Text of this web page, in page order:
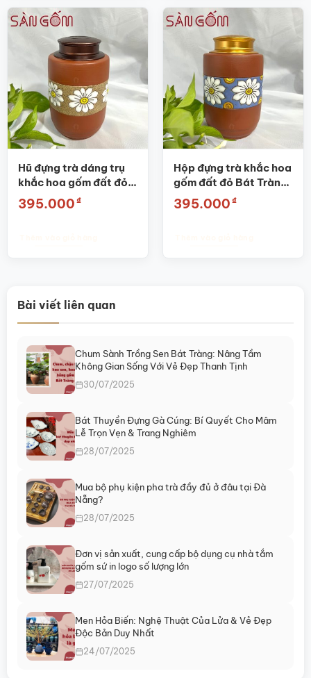
Hũ đựng trà dáng trụ
khắc hoa gốm đất đỏ
Bát Tràng SG-BĐT54
395.000 ₫
Hộp đựng trà khắc hoa
gốm đất đỏ Bát Tràng
cao cấp SG-BĐT46
395.000 ₫
Bài viết liên quan
Chum Sành Trồng Sen Bát Tràng: Nâng Tầm
Không Gian Sống Với Vẻ Đẹp Thanh Tịnh
30/07/2025
Bát Thuyền Đựng Gà Cúng: Bí Quyết Cho Mâm
Lễ Trọn Vẹn & Trang Nghiêm
28/07/2025
Mua bộ phụ kiện pha trà đầy đủ ở đâu tại Đà
Nẵng?
28/07/2025
Đơn vị sản xuất, cung cấp bộ dụng cụ nhà tắm
gốm sứ in logo số lượng lớn
27/07/2025
Men Hỏa Biến: Nghệ Thuật Của Lửa & Vẻ Đẹp
Độc Bản Duy Nhất
24/07/2025